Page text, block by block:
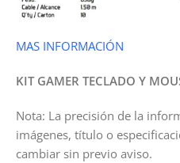
MAS INFORMACIÓN
KIT GAMER TECLADO Y
Nota: La precisión de la
imágenes, título o
cambiar sin previo aviso.